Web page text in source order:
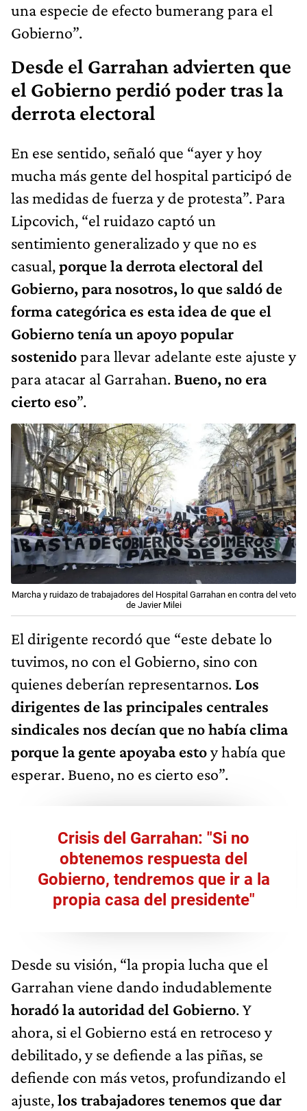
una especie de efecto bumerang para el
Gobierno”.
Desde el Garrahan advierten que
el Gobierno perdió poder tras la
derrota electoral
En ese sentido, señaló que “ayer y hoy
mucha más gente del hospital participó de
las medidas de fuerza y de protesta”. Para
Lipcovich, “el ruidazo captó un
sentimiento generalizado y que no es
casual,porque la derrota electoral del
Gobierno, para nosotros, lo que saldó de
forma categórica es esta idea de que el
Gobierno tenía un apoyo popular
sostenidopara llevar adelante este ajuste y
para atacar al Garrahan. Bueno, no era
cierto eso”.
Marcha y ruidazo de trabajadores del Hospital Garrahan en contra del veto
de Javier Milei
El dirigente recordó que “este debate lo
tuvimos, no con el Gobierno, sino con
quienes deberían representarnos. Los
dirigentes de las principales centrales
sindicales nos decían que no había clima
porque la gente apoyaba estoy había que
esperar. Bueno, no es cierto eso”.
Crisis del Garrahan: "Si no
obtenemos respuesta del
Gobierno, tendremos que ir a la
propia casa del presidente"
Desde su visión, “la propia lucha que el
Garrahan viene dando indudablemente
horadó la autoridad del Gobierno. Y
ahora, si el Gobierno está en retroceso y
debilitado, y se defiende a las piñas, se
defiende con más vetos, profundizando el
ajuste,los trabajadores tenemos que dar